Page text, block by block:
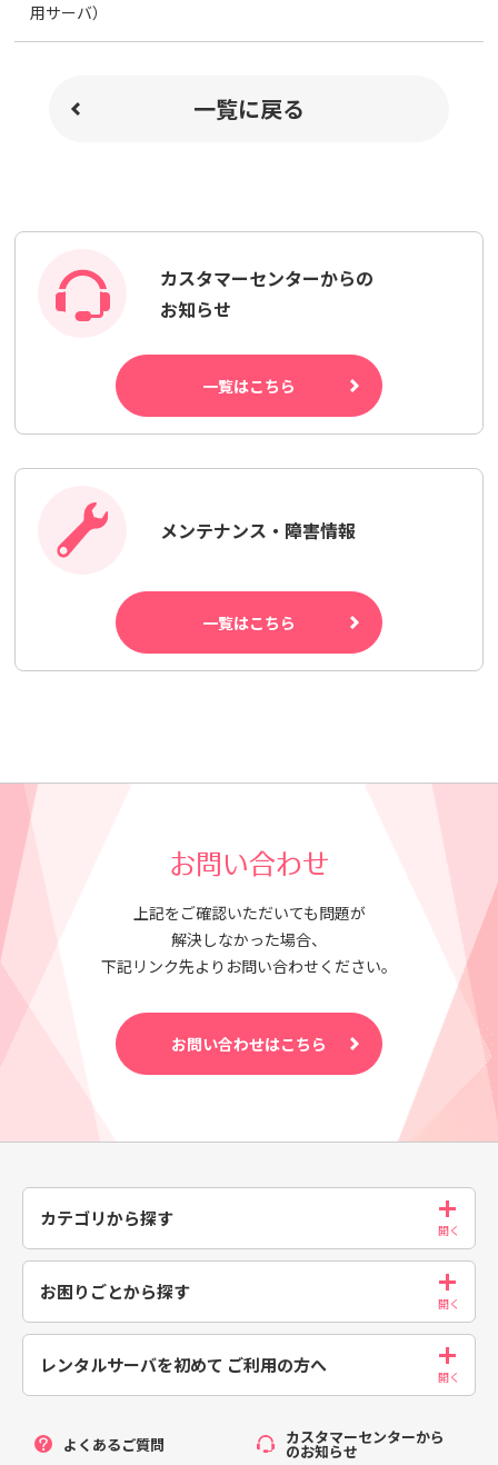
用サーバ）
一覧に戻る
カスタマーセンターからの
お知らせ
一覧はこちら
メンテナンス・障害情報
一覧はこちら
お問い合わせ
上記をご確認いただいても問題が
解決しなかった場合、
下記リンク先よりお問い合わせください。
お問い合わせはこちら
カテゴリから探す
お困りごとから探す
レンタルサーバを初めて ご利用の方へ
よくあるご質問 カスタマーセンターから
のお知らせ